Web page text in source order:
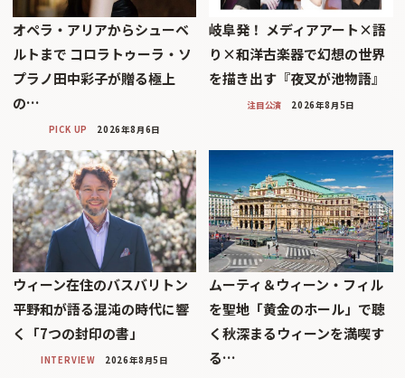
オペラ・アリアからシューベ
ルトまで コロラトゥーラ・ソ
プラノ田中彩子が贈る極上
の…
PICK UP 2026年8月6日
岐阜発！ メディアアート×語
り×和洋古楽器で幻想の世界
を描き出す『夜叉が池物語』
注目公演 2026年8月5日
ウィーン在住のバスバリトン
平野和が語る混沌の時代に響
く「7つの封印の書」
INTERVIEW 2026年8月5日
ムーティ＆ウィーン・フィル
を聖地「黄金のホール」で聴
く秋深まるウィーンを満喫す
る…